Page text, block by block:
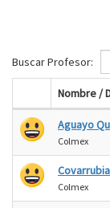
Buscar Profesor:
Nombre /
Aguayo
Colmex
Colmex